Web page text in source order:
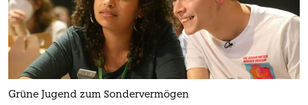
Grüne Jugend zum Sondervermögen